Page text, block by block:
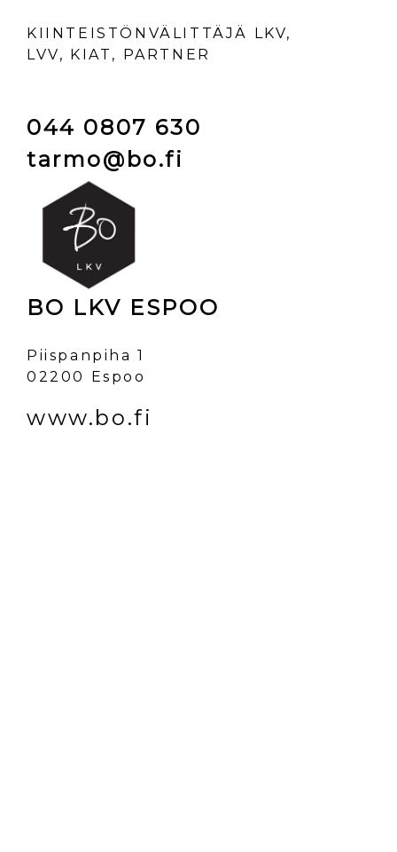
KIINTEISTÖNVÄLITTÄJÄ LKV,
LVV, KIAT, PARTNER
044 0807 630
tarmo@bo.fi
BO LKV ESPOO
Piispanpiha 1
02200 Espoo
www.bo.fi